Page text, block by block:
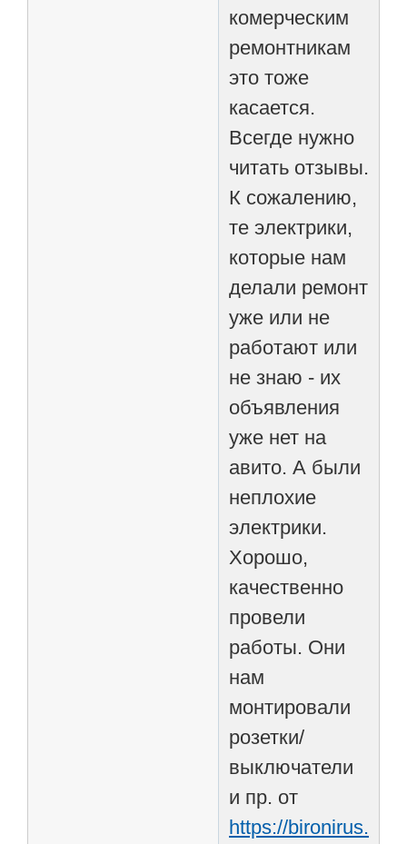
комерческим
ремонтникам
это тоже
касается.
Всегде нужно
читать отзывы.
К сожалению,
те электрики,
которые нам
делали ремонт
уже или не
работают или
не знаю - их
объявления
уже нет на
авито. А были
неплохие
электрики.
Хорошо,
качественно
провели
работы. Они
нам
монтировали
розетки/
выключатели
и пр. от
https://bironirus.ru/